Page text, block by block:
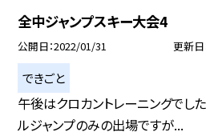
全中ジャンプスキー大会4
公開日 2022/01/31 更新日
できごと
午後はクロカントレーニングでし
ルジャンプのみの出場ですが...